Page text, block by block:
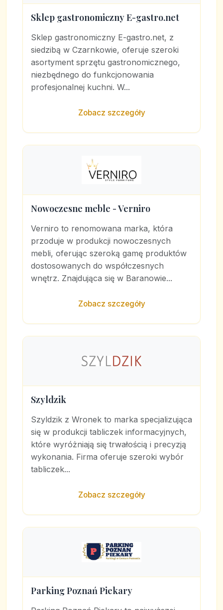
Sklep gastronomiczny E-gastro.net
Sklep gastronomiczny E-gastro.net, z
siedzibą w Czarnkowie, oferuje szeroki
asortyment sprzętu gastronomicznego,
niezbędnego do funkcjonowania
profesjonalnej kuchni. W...
Zobacz szczegóły
Nowoczesne meble - Verniro
Verniro to renomowana marka, która
przoduje w produkcji nowoczesnych
mebli, oferując szeroką gamę produktów
dostosowanych do współczesnych
wnętrz. Znajdująca się w Baranowie...
Zobacz szczegóły
Szyldzik
Szyldzik z Wronek to marka specjalizująca
się w produkcji tabliczek informacyjnych,
które wyróżniają się trwałością i precyzją
wykonania. Firma oferuje szeroki wybór
tabliczek...
Zobacz szczegóły
Parking Poznań Piekary